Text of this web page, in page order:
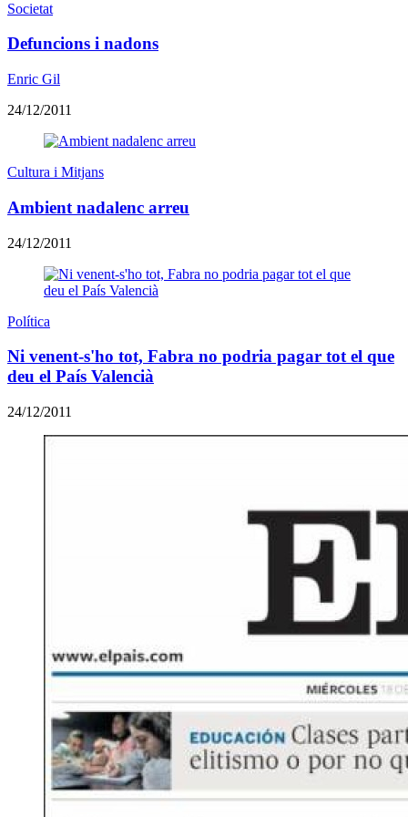
Societat
Defuncions i nadons
Enric Gil
24/12/2011
Cultura i Mitjans
Ambient nadalenc arreu
24/12/2011
Política
Ni venent-s'ho tot, Fabra no podria pagar tot el que
deu el País Valencià
24/12/2011